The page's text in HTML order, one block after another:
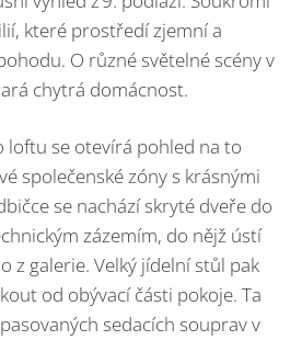
které prostředí zjemní a
O různé světelné scény v
chytrá domácnost.
loftu se otevírá pohled na to
společenské zóny s krásnými
se nachází skryté dveře do
zázemím, do nějž ústí
z galerie. Velký jídelní stůl pak
od obývací části pokoje. Ta
sedacích souprav v